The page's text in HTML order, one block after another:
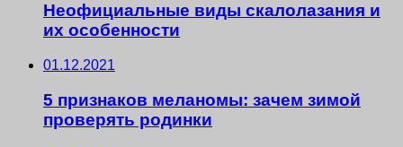
Неофициальные виды скалолазания и
их особенности
01.12.2021
5 признаков меланомы: зачем зимой
проверять родинки